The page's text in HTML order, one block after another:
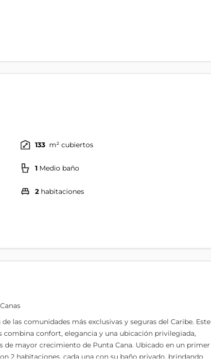
133 m² cubiertos
1 Medio baño
2 habitaciones
las comunidades más exclusivas y seguras del Caribe. Este
combina confort, elegancia y una ubicación privilegiada,
de mayor crecimiento de Punta Cana. Ubicado en un primer
2 habitaciones, cada una con su baño privado, brindando